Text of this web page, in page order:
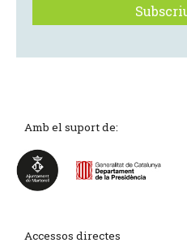
Amb el suport de:
Accessos directes